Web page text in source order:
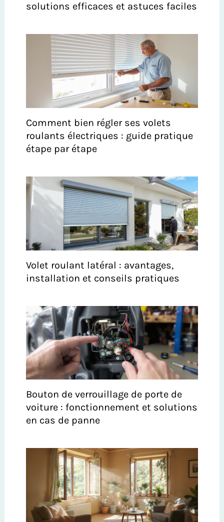
solutions efficaces et astuces faciles
Comment bien régler ses volets
roulants électriques : guide pratique
étape par étape
Volet roulant latéral : avantages,
installation et conseils pratiques
Bouton de verrouillage de porte de
voiture : fonctionnement et solutions
en cas de panne